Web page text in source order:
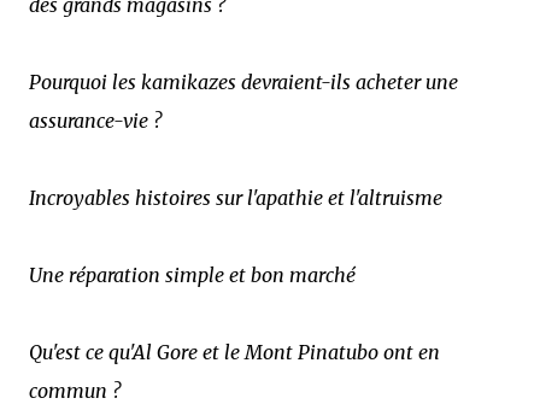
des grands magasins ?
Pourquoi les kamikazes devraient-ils acheter une
assurance-vie ?
Incroyables histoires sur l'apathie et l'altruisme
Une réparation simple et bon marché
Qu'est ce qu'Al Gore et le Mont Pinatubo ont en
commun ?